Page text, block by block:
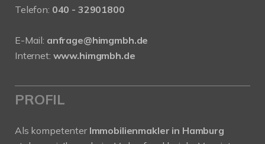
Telefon: 040 - 32901800
E-Mail: anfrage@himgmbh.de
Internet: www.himgmbh.de
PROFIL
Als kompetenter Immobilienmakler in Hamburg